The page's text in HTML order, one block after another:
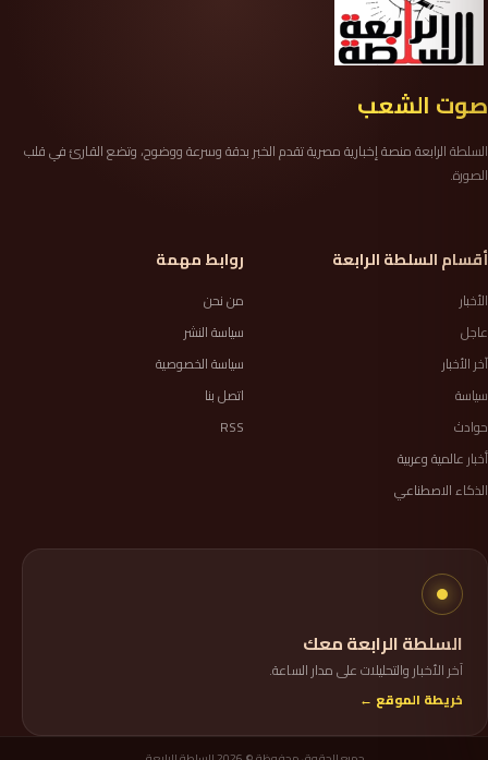
صوت الشعب
السلطة الرابعة منصة إخبارية مصرية تقدم الخبر بدقة وسرعة ووضوح، وتضع القارئ في قلب
الصورة.
أقسام السلطة الرابعة
الأخبار
عاجل
آخر الأخبار
سياسة
حوادث
أخبار عالمية وعربية
الذكاء الاصطناعي
روابط مهمة
من نحن
سياسة النشر
سياسة الخصوصية
اتصل بنا
RSS
السلطة الرابعة معك
آخر الأخبار والتحليلات على مدار الساعة.
خريطة الموقع ←